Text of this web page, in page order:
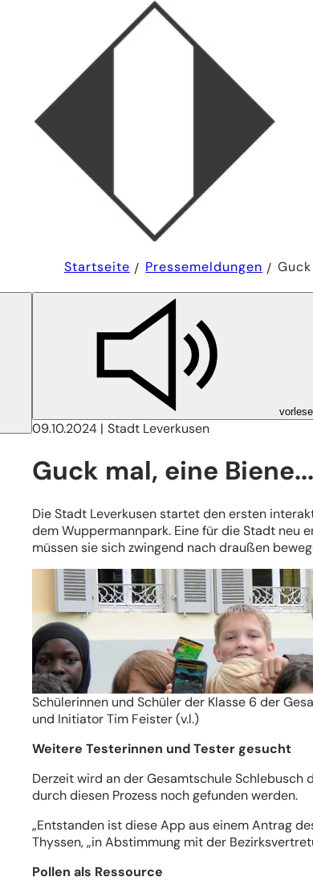
Startseite Pressemeldungen
09.10.2024 Stadt Leverkusen
Guck mal, eine
Die Stadt Leverkusen startet den ersten
dem Wuppermannpark. Eine für die Stadt neu
müssen sie sich zwingend nach draußen
Schülerinnen und Schüler der Klasse 6 der
und Initiator Tim Feister (v.l.)
Weitere Testerinnen und Tester gesucht
Derzeit wird an der Gesamtschule
durch diesen Prozess noch gefunden werden.
„Entstanden ist diese App aus einem Antrag
Thyssen, „in Abstimmung mit der
Pollen als Ressource